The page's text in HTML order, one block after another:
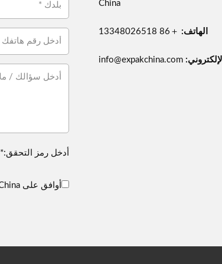
China
الهاتف: ＋86 13348026518
info@expakchina.com
أدخل رمز التحقق:*
أوافق على ExpakChina